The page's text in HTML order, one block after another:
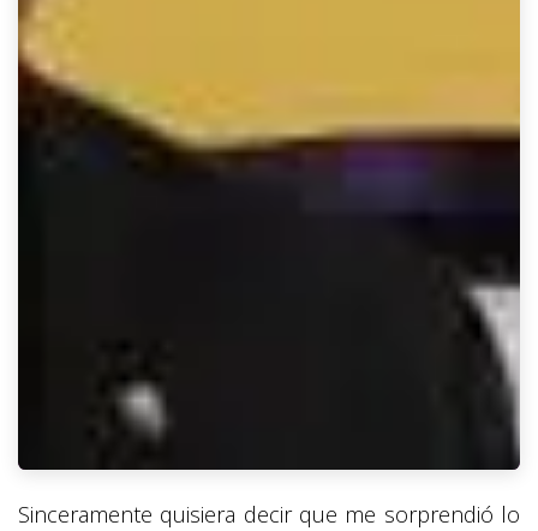
Sinceramente quisiera decir que me sorprendió lo